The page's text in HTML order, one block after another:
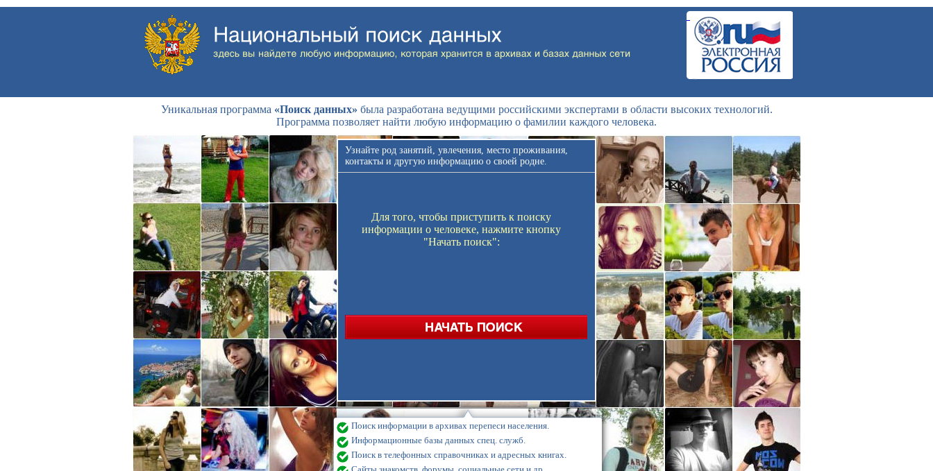
Уникальная программа «Поиск данных» была разработана ведущими российскими экспертами в области высоких технологий.
Программа позволяет найти любую информацию о фамилии каждого человека.
Узнайте род занятий, увлечения, место проживания,
контакты и другую информацию о своей родне.
Для того, чтобы приступить к поиску
информации о человеке, нажмите кнопку
"Начать поиск":
Поиск информации в архивах перепеси населения.
Информационные базы данных спец. служб.
Поиск в телефонных справочниках и адресных книгах.